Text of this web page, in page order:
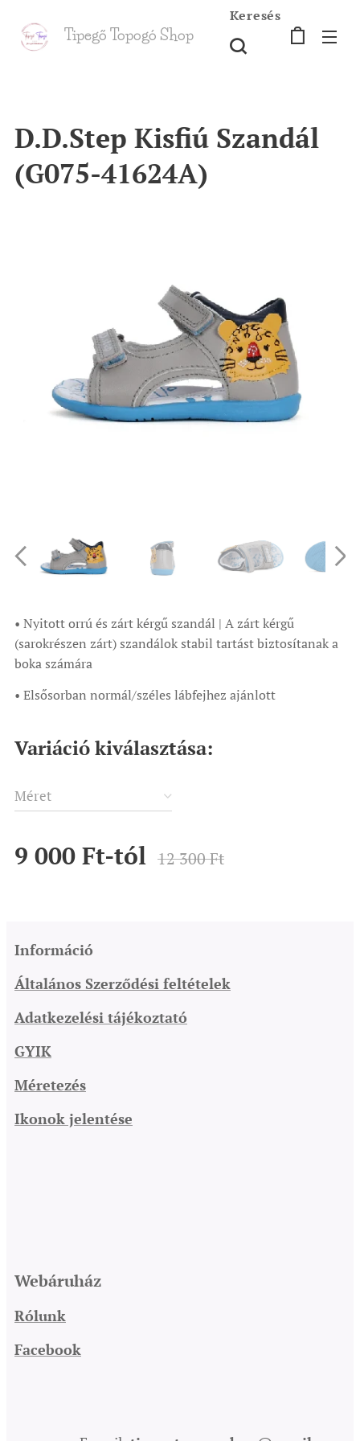
Tipegő Topogó Shop
Keresés
D.D.Step Kisfiú Szandál
(G075-41624A)
• Nyitott orrú és zárt kérgű szandál | A zárt kérgű
(sarokrészen zárt) szandálok stabil tartást biztosítanak a
boka számára
• Elsősorban normál/széles lábfejhez ajánlott
Variáció kiválasztása:
Méret
9 000 Ft-tól 12 300Ft
Információ
Általános Szerződési feltételek
Adatkezelési tájékoztató
GYIK
Méretezés
Ikonok jelentése
Webáruház
Rólunk
Facebook